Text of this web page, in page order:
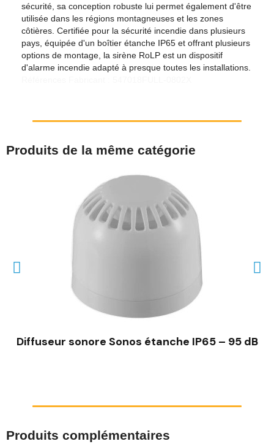
sécurité, sa conception robuste lui permet également d'être
utilisée dans les régions montagneuses et les zones
côtières. Certifiée pour la sécurité incendie dans plusieurs
pays, équipée d'un boîtier étanche IP65 et offrant plusieurs
options de montage, la sirène RoLP est un dispositif
d'alarme incendie adapté à presque toutes les installations.
Produits de la même catégorie
Diffuseur sonore Sonos étanche IP65 – 95 dB
Produits complémentaires